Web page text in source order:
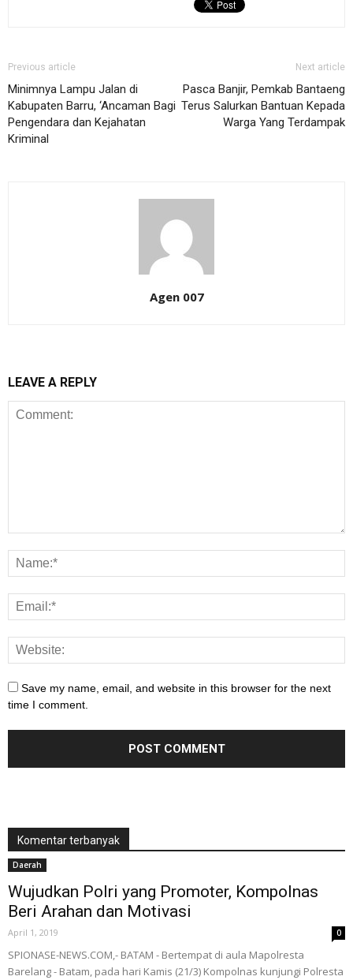
Previous article
Minimnya Lampu Jalan di
Kabupaten Barru, ‘Ancaman Bagi
Pengendara dan Kejahatan
Kriminal
Next article
Pasca Banjir, Pemkab Bantaeng
Terus Salurkan Bantuan Kepada
Warga Yang Terdampak
Agen 007
LEAVE A REPLY
Save my name, email, and website in this browser for the next
time I comment.
Komentar terbanyak
Daerah
Wujudkan Polri yang Promoter, Kompolnas
Beri Arahan dan Motivasi
April 1, 2019 0
SPIONASE-NEWS.COM,- BATAM - Bertempat di aula Mapolresta
Barelang - Batam, pada hari Kamis (21/3) Kompolnas kunjungi Polresta